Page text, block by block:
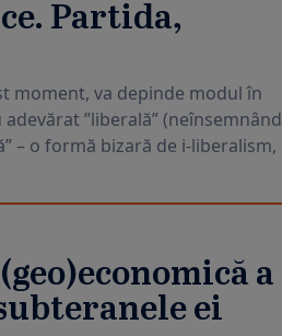
Partida,
moment, va depinde modul în
”liberală” (neînsemnând
– o formă bizară de i-liberalism,
a
ei